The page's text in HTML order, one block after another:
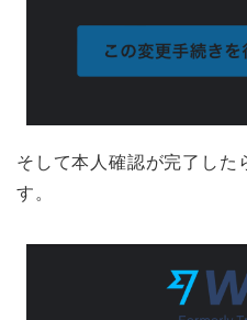
そして本人確認が完了した
す。